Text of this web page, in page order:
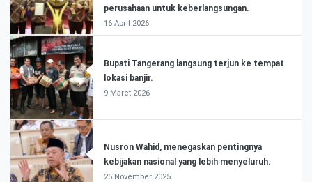
perusahaan untuk keberlangsungan.
16 April 2026
Bupati Tangerang langsung terjun ke tempat
lokasi banjir.
9 Maret 2026
Nusron Wahid, menegaskan pentingnya
kebijakan nasional yang lebih menyeluruh.
25 November 2025